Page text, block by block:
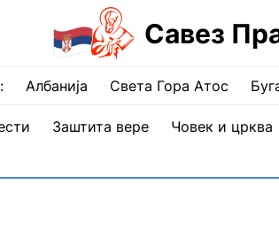
Савез
Албанија Света Гора Атос
Заштита вере Човек и црква